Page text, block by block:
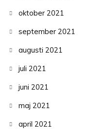
oktober 2021
september 2021
augusti 2021
juli 2021
juni 2021
maj 2021
april 2021